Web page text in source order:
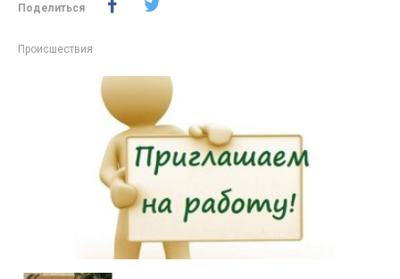
Поделиться
Происшествия